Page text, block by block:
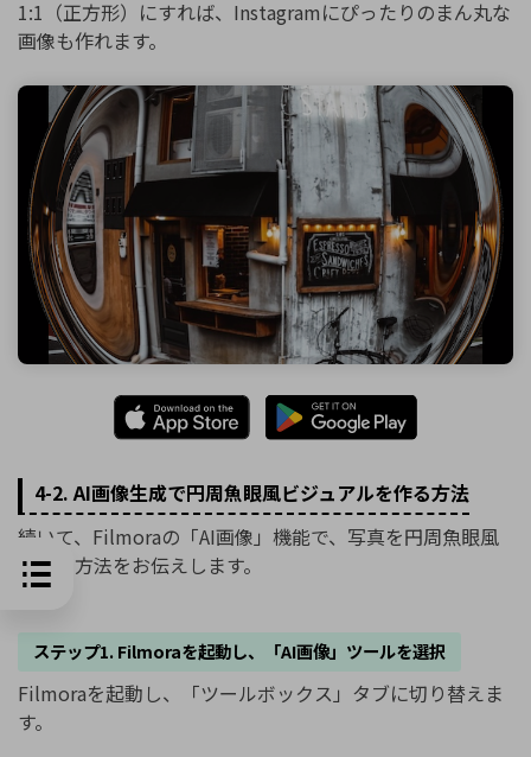
1:1（正方形）にすれば、Instagramにぴったりのまん丸な
画像も作れます。
4-2. AI画像生成で円周魚眼風ビジュアルを作る方法
続いて、Filmoraの「AI画像」機能で、写真を円周魚眼風
にする方法をお伝えします。
ステップ1. Filmoraを起動し、「AI画像」ツールを選択
Filmoraを起動し、「ツールボックス」タブに切り替えま
す。